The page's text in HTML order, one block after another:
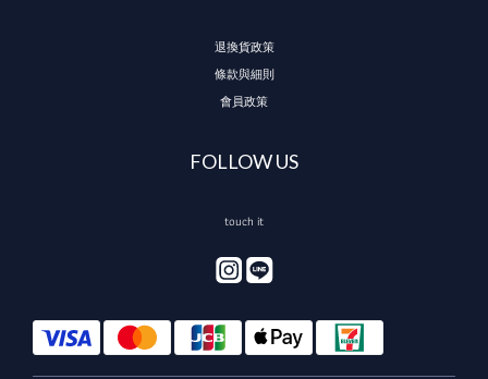
退換貨政策
條款與細則
會員政策
FOLLOW US
touch it